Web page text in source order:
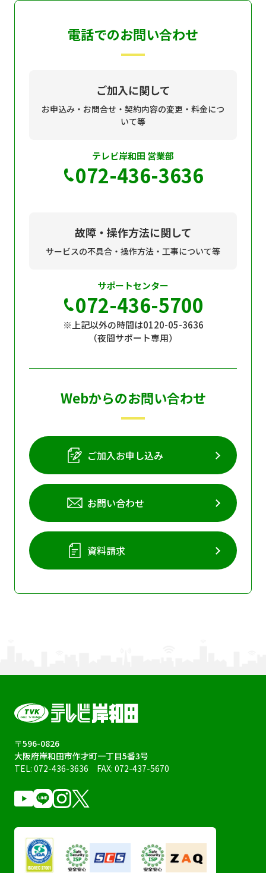
電話でのお問い合わせ
ご加入に関して
お申込み・お問合せ・契約内容の変更・料金につ
いて等
テレビ岸和田 営業部
072-436-3636
故障・操作方法に関して
サービスの不具合・操作方法・工事について等
サポートセンター
072-436-5700
※上記以外の時間は0120-05-3636
（夜間サポート専用）
Webからのお問い合わせ
ご加入お申し込み
お問い合わせ
資料請求
〒596-0826
大阪府岸和田市作才町一丁目5番3号
TEL: 072-436-3636 FAX: 072-437-5670